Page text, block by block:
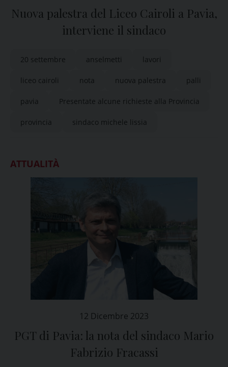
Nuova palestra del Liceo Cairoli a Pavia,
interviene il sindaco
20 settembre anselmetti lavori
liceo cairoli nota nuova palestra palli
pavia Presentate alcune richieste alla Provincia
provincia sindaco michele lissia
ATTUALITÀ
12 Dicembre 2023
PGT di Pavia: la nota del sindaco Mario
Fabrizio Fracassi